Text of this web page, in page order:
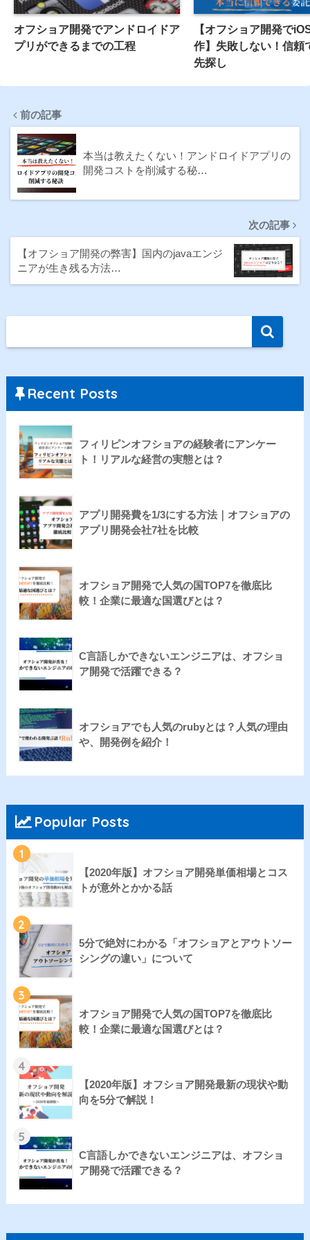
オフショア開発でアンドロイドア
プリができるまでの工程
【オフショア開発で
作】失敗しない！信頼
先探し
前の記事
本当は教えたくない！アンドロイドアプリの
開発コストを削減する秘…
次の記事
【オフショア開発の弊害】国内のjavaエンジ
ニアが生き残る方法…
Recent Posts
フィリピンオフショアの経験者にアンケー
ト！リアルな経営の実態とは？
アプリ開発費を1/3にする方法｜オフショアの
アプリ開発会社7社を比較
オフショア開発で人気の国TOP7を徹底比
較！企業に最適な国選びとは？
C言語しかできないエンジニアは、オフショ
ア開発で活躍できる？
オフショアでも人気のrubyとは？人気の理由
や、開発例を紹介！
Popular Posts
1
【2020年版】オフショア開発単価相場とコス
トが意外とかかる話
2
5分で絶対にわかる「オフショアとアウトソー
シングの違い」について
3
オフショア開発で人気の国TOP7を徹底比
較！企業に最適な国選びとは？
4
【2020年版】オフショア開発最新の現状や動
向を5分で解説！
5
C言語しかできないエンジニアは、オフショ
ア開発で活躍できる？